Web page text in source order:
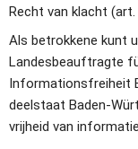
Recht van klacht (art.
Als betrokkene kunt
Landesbeauftragte
Informationsfreiheit
deelstaat Baden-
vrijheid van